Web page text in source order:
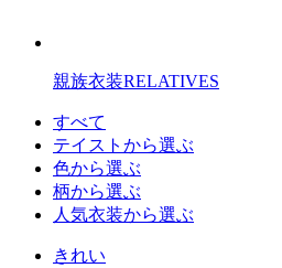
親族衣装RELATIVES
すべて
テイストから選ぶ
色から選ぶ
柄から選ぶ
人気衣装から選ぶ
きれい